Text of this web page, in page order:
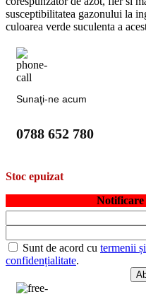
susceptibilitatea gazonului la
culoarea verde suculenta a
Sunaţi-ne acum
0788 652 780
Stoc epuizat
Notificare
Sunt de acord cu termenii
confidențialitate.